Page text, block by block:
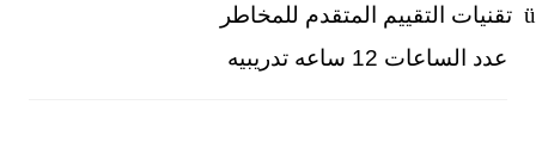
ü تقنيات التقييم المتقدم للمخاطر
عدد الساعات 12 ساعه تدريبيه